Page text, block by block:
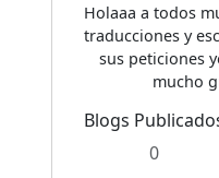
Holaaa a todos
traducciones y
sus peticiones
mucho
Blogs
0